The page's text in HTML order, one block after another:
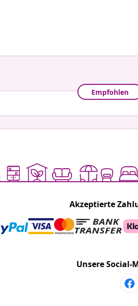
Empfohlen
Akzeptierte
Unsere Social-